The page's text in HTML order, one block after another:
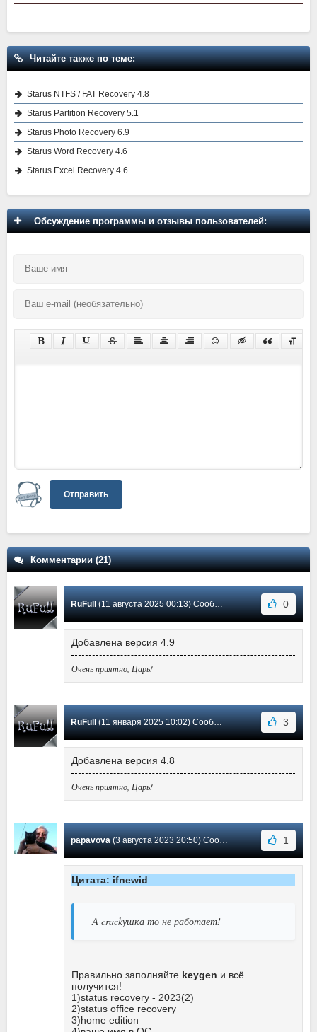
Читайте также по теме:
Starus NTFS / FAT Recovery 4.8
Starus Partition Recovery 5.1
Starus Photo Recovery 6.9
Starus Word Recovery 4.6
Starus Excel Recovery 4.6
Обсуждение программы и отзывы пользователей:
Отправить
Комментарии (21)
RuFull (11 августа 2025 00:13) Сообщение #21 0
Добавлена версия 4.9
Очень приятно, Царь!
RuFull (11 января 2025 10:02) Сообщение #20 3
Добавлена версия 4.8
Очень приятно, Царь!
papavova(3 августа 2023 20:50) Сообщение #19 1
Цитата: ifnewid
А crackушка то не работает!
Правильно заполняйте keygen и всё
получится!
1)status recovery - 2023(2)
2)status office recovery
3)home edition